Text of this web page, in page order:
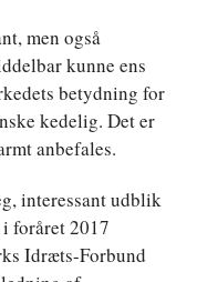
men også
kunne ens
betydning for
kedelig. Det er
anbefales.
interessant udblik
foråret 2017
Idræts-Forbund